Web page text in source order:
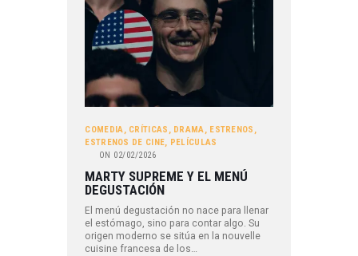
COMEDIA, CRÍTICAS , DRAMA, ESTRENOS ,
ESTRENOS DE CINE, PELÍCULAS
ON 02/02/2026
MARTY SUPREME Y EL MENÚ
DEGUSTACIÓN
El menú degustación no nace para llenar
el estómago, sino para contar algo. Su
origen moderno se sitúa en la nouvelle
cuisine francesa de los…